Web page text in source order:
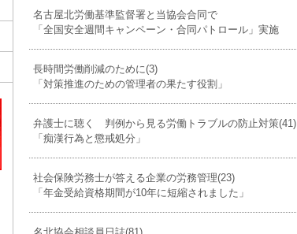
名古屋北労働基準監督署と当協会合同で
「全国安全週間キャンペーン・合同パトロール」実施
長時間労働削減のために(3)
「対策推進のための管理者の果たす役割」
弁護士に聴く 判例から見る労働トラブルの防止対策(41)
「痴漢行為と懲戒処分」
社会保険労務士が答える企業の労務管理(23)
「年金受給資格期間が10年に短縮されました」